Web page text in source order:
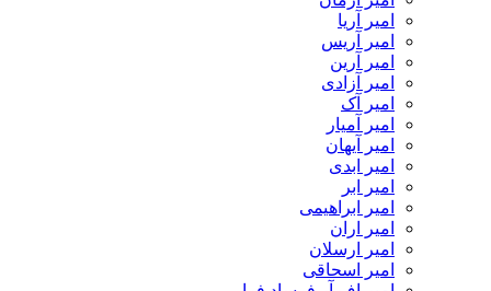
امیر آریا
امیر آریس
امیر آرین
امیر آزادی
امیر آک
امیر آمیار
امیر آیهان
امیر ابدی
امیر ابر
امیر ابراهیمی
امیر اران
امیر ارسلان
امیر اسحاقی